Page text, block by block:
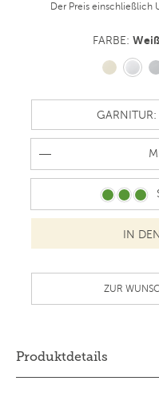
Der Preis einschließlich
FARBE:
ZUR
Produktdetails